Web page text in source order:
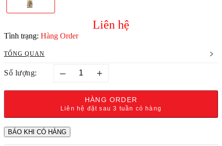
Liên hệ
Tình trạng: Hàng Order
TỔNG QUAN
Số lượng: – +
HÀNG ORDER
Liên hệ đặt sau 3 tuần có hàng
BÁO KHI CÓ HÀNG